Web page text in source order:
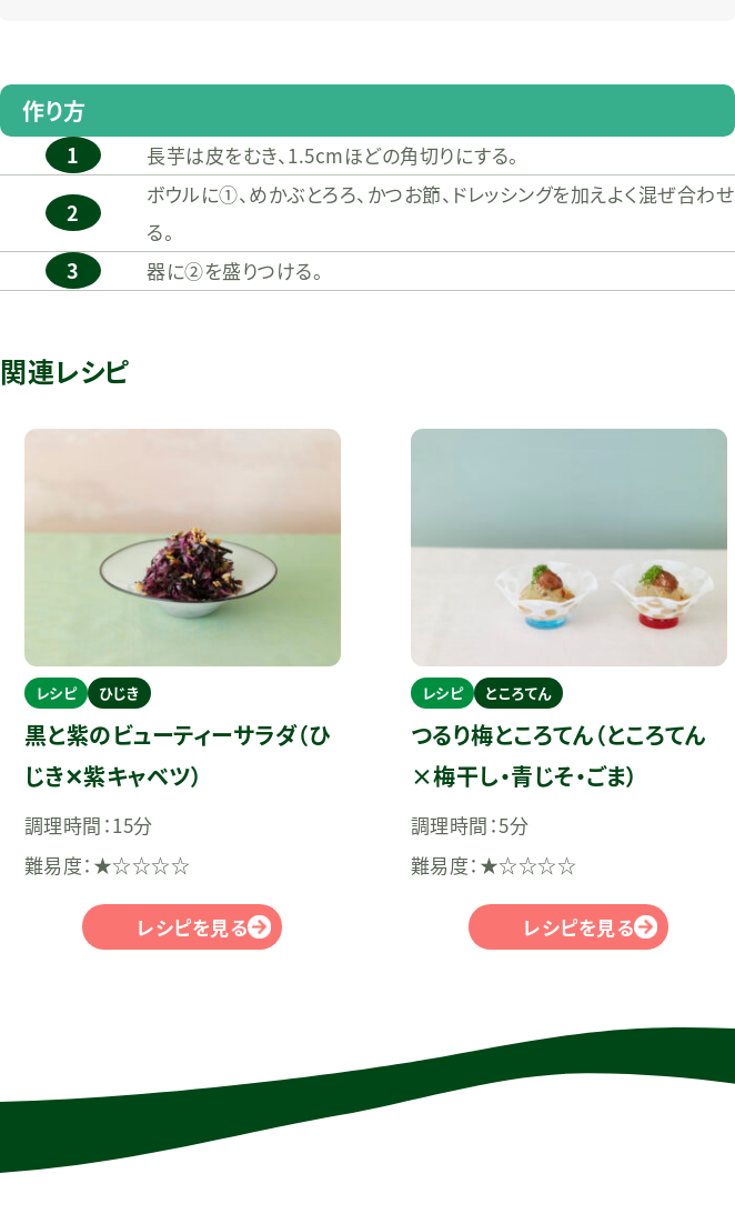
作り方
1 長芋は皮をむき、1.5cmほどの角切りにする。
2
ボウルに①、めかぶとろろ、かつお節、ドレッシングを加えよく混ぜ合わせ
る。
3 器に②を盛りつける。
関連レシピ
レシピ ひじき
黒と紫のビューティーサラダ（ひ
じき✕紫キャベツ）
調理時間：15分
難易度：★☆☆☆☆
レシピを見る
レシピ ところてん
つるり梅ところてん（ところてん
×梅干し・青じそ・ごま）
調理時間：5分
難易度：★☆☆☆☆
レシピを見る